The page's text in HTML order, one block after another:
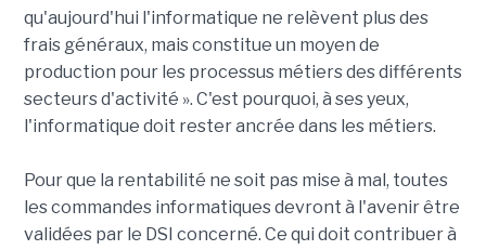
qu'aujourd'hui l'informatique ne relèvent plus des
frais généraux, mais constitue un moyen de
production pour les processus métiers des différents
secteurs d'activité ». C'est pourquoi, à ses yeux,
l'informatique doit rester ancrée dans les métiers.
Pour que la rentabilité ne soit pas mise à mal, toutes
les commandes informatiques devront à l'avenir être
validées par le DSI concerné. Ce qui doit contribuer à